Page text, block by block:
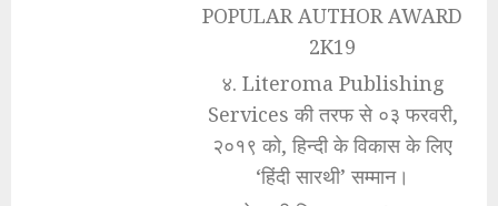
POPULAR AUTHOR AWARD
2K19
४. Literoma Publishing
Services की तरफ से ०३ फरवरी,
२०१९ को, हिन्दी के विकास के लिए
‘हिंदी सारथी’ सम्मान।